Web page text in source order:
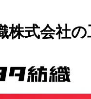
株式会社